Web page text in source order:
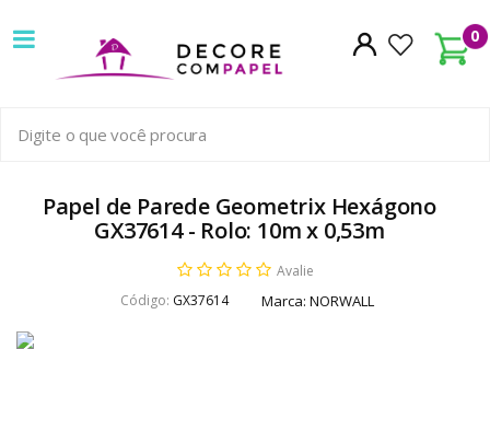
0
Decore
com
papel
pioneira
em
venda
Papel de Parede Geometrix Hexágono
GX37614 - Rolo: 10m x 0,53m
Avalie
Código: GX37614 Marca: NORWALL